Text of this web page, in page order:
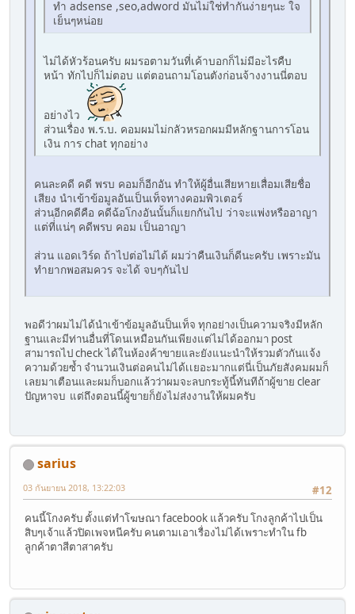
ทำ adsense ,seo,adword มันไม่ใช่ทำกันง่ายๆนะ ใจ
เย็นๆหน่อย
ไม่ได้หัวร้อนครับ ผมรอตามวันที่เค้าบอกก็ไม่มีอะไรคืบ
หน้า ทักไปก็ไม่ตอบ แต่ตอนถามโอนตังก่อนจ้างงานนี่ตอบ
อย่างไว
ส่วนเรื่อง พ.ร.บ. คอมผมไม่กลัวหรอกผมมีหลักฐานการโอน
เงิน การ chat ทุกอย่าง
คนละคดี คดี พรบ คอมก็อีกอัน ทำให้ผู้อื่นเสียหายเสื่อมเสียชื่อ
เสียง นำเข้าข้อมูลอันเป็นเท็จทางคอมพิวเตอร์
ส่วนอีกคดีคือ คดีฉ้อโกงอันนั้นก็แยกกันไป ว่าจะแพ่งหรืออาญา
แต่ที่่แน่ๆ คดีพรบ คอม เป็นอาญา
ส่วน แอดเวิร์ด ถ้าไปต่อไม่ได้ ผมว่าคืนเงินก็ดีนะครับ เพราะมัน
ทำยากพอสมควร จะได้ จบๆกันไป
พอดีว่าผมไม่ได้นำเข้าข้อมูลอันป็นเท็จ ทุกอย่างเป็นความจริงมีหลัก
ฐานและมีท่านอื่นที่โดนเหมือนกันเพียงแต่ไม่ได้ออกมา post
สามารถไป check ได้ในห้องค้าขายและยังแนะนำให้รวมตัวกันแจ้ง
ความด้วยซ้ำ จำนวนเงินต่อคนไม่ได้เเยอะมากแต่นี่เป็นภัยสังคมผมก็
เลยมาเตือนและผมก็บอกแล้วว่าผมจะลบกระทู้นี้ทันทีถ้าผู้ขาย clear
ปัญหาจบ แต่ถึงตอนนี้ผู้ขายก็ยังไม่ส่งงานให้ผมครับ
sarius
#12
03 กันยายน 2018, 13:22:03
คนนี้โกงครับ ตั้งแต่ทำโฆษณา facebook แล้วครับ โกงลูกค้าไปเป็น
สิบๆเจ้าแล้วปิดเพจหนีครับ คนตามเอาเรื่องไม่ได้เพราะทำใน fb
ลูกค้าตาสีตาสาครับ